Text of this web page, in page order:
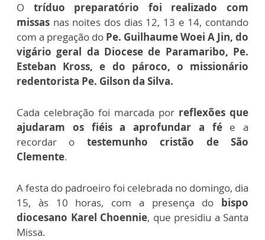
O tríduo preparatório foi realizado com
missas nas noites dos dias 12, 13 e 14, contando
com a pregação do Pe. Guilhaume Woei A Jin, do
vigário geral da Diocese de Paramaribo, Pe.
Esteban Kross, e do pároco, o missionário
redentorista Pe. Gilson da Silva.
Cada celebração foi marcada por reflexões que
ajudaram os fiéis a aprofundar a fée a
recordar o testemunho cristão de São
Clemente.
A festa do padroeiro foi celebrada no domingo, dia
15, às 10 horas, com a presença do bispo
diocesano Karel Choennie, que presidiu a Santa
Missa.